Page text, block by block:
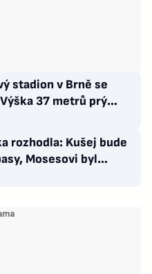
stadion v Brně se
37 metrů prý
na centrum
rozhodla: Kušej bude
Mosesovi byl
trestu